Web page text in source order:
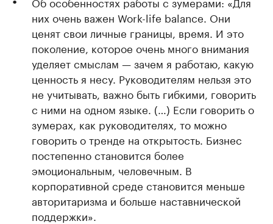
них очень важен Work-life balance. Они
ценят свои личные границы, время. И это
поколение, которое очень много внимания
уделяет смыслам — зачем я работаю, какую
ценность я несу. Руководителям нельзя это
не учитывать, важно быть гибкими, говорить
с ними на одном языке. (…) Если говорить о
зумерах, как руководителях, то можно
говорить о тренде на открытость. Бизнес
постепенно становится более
эмоциональным, человечным. В
корпоративной среде становится меньше
авторитаризма и больше наставнической
поддержки».